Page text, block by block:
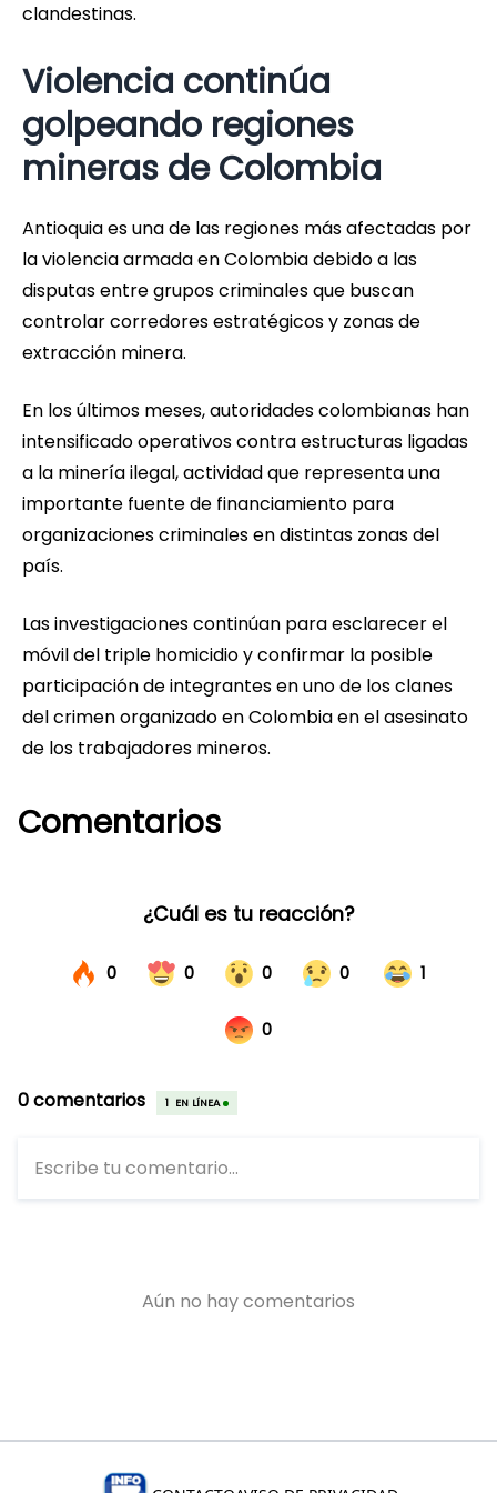
clandestinas.
Violencia continúa
golpeando regiones
mineras de Colombia
Antioquia es una de las regiones más afectadas por
la violencia armada en Colombia debido a las
disputas entre grupos criminales que buscan
controlar corredores estratégicos y zonas de
extracción minera.
En los últimos meses, autoridades colombianas han
intensificado operativos contra estructuras ligadas
a la minería ilegal, actividad que representa una
importante fuente de financiamiento para
organizaciones criminales en distintas zonas del
país.
Las investigaciones continúan para esclarecer el
móvil del triple homicidio y confirmar la posible
participación de integrantes en uno de los clanes
del crimen organizado en Colombia en el asesinato
de los trabajadores mineros.
Comentarios